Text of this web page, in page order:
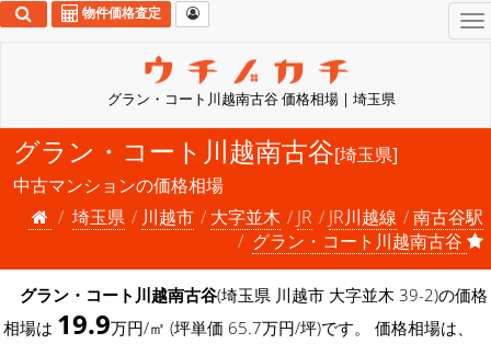
グラン・コート川越南古谷 価格相場 | 埼玉県
物件価格査定
グラン・コート川越南古谷[埼玉県]
中古マンションの価格相場
埼玉県
川越市 大字並木 JR JR川越線
南古谷駅
グラン・コート川越南古谷
グラン・コート川越南古谷(埼玉県 川越市 大字並木 39-2)の価格
相場は 19.9万円/㎡ (坪単価 65.7万円/坪)です。 価格相場は、